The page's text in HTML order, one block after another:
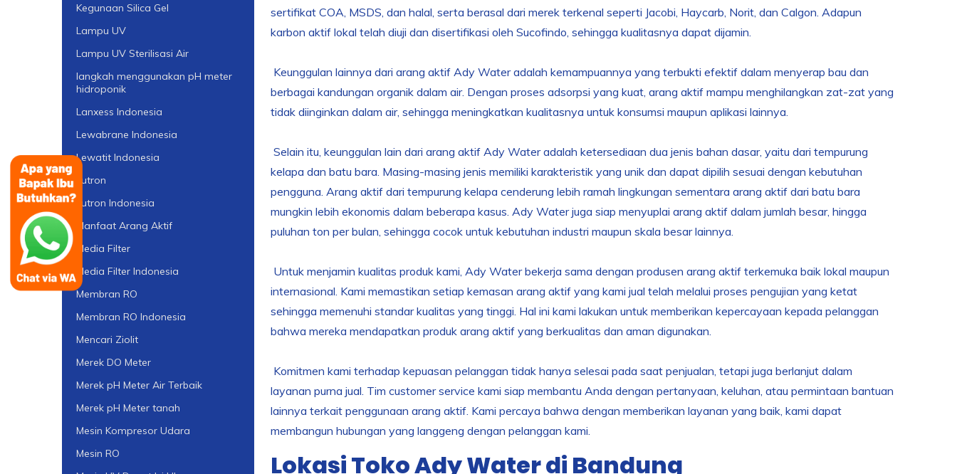
sertifikat COA, MSDS, dan halal, serta berasal dari merek terkenal seperti Jacobi, Haycarb, Norit, dan Calgon. Adapun
karbon aktif lokal telah diuji dan disertifikasi oleh Sucofindo, sehingga kualitasnya dapat dijamin.
Keunggulan lainnya dari arang aktif Ady Water adalah kemampuannya yang terbukti efektif dalam menyerap bau dan
berbagai kandungan organik dalam air. Dengan proses adsorpsi yang kuat, arang aktif mampu menghilangkan zat-zat yang
tidak diinginkan dalam air, sehingga meningkatkan kualitasnya untuk konsumsi maupun aplikasi lainnya.
Selain itu, keunggulan lain dari arang aktif Ady Water adalah ketersediaan dua jenis bahan dasar, yaitu dari tempurung
kelapa dan batu bara. Masing-masing jenis memiliki karakteristik yang unik dan dapat dipilih sesuai dengan kebutuhan
pengguna. Arang aktif dari tempurung kelapa cenderung lebih ramah lingkungan sementara arang aktif dari batu bara
mungkin lebih ekonomis dalam beberapa kasus. Ady Water juga siap menyuplai arang aktif dalam jumlah besar, hingga
puluhan ton per bulan, sehingga cocok untuk kebutuhan industri maupun skala besar lainnya.
Untuk menjamin kualitas produk kami, Ady Water bekerja sama dengan produsen arang aktif terkemuka baik lokal maupun
internasional. Kami memastikan setiap kemasan arang aktif yang kami jual telah melalui proses pengujian yang ketat
sehingga memenuhi standar kualitas yang tinggi. Hal ini kami lakukan untuk memberikan kepercayaan kepada pelanggan
bahwa mereka mendapatkan produk arang aktif yang berkualitas dan aman digunakan.
Komitmen kami terhadap kepuasan pelanggan tidak hanya selesai pada saat penjualan, tetapi juga berlanjut dalam
layanan purna jual. Tim customer service kami siap membantu Anda dengan pertanyaan, keluhan, atau permintaan bantuan
lainnya terkait penggunaan arang aktif. Kami percaya bahwa dengan memberikan layanan yang baik, kami dapat
membangun hubungan yang langgeng dengan pelanggan kami.
Lokasi Toko Ady Water di Bandung
Kegunaan Silica Gel
Lampu UV
Lampu UV Sterilisasi Air
langkah menggunakan pH meter
hidroponik
Lanxess Indonesia
Lewabrane Indonesia
Lewatit Indonesia
Lutron
Lutron Indonesia
Manfaat Arang Aktif
Media Filter
Media Filter Indonesia
Membran RO
Membran RO Indonesia
Mencari Ziolit
Merek DO Meter
Merek pH Meter Air Terbaik
Merek pH Meter tanah
Mesin Kompresor Udara
Mesin RO